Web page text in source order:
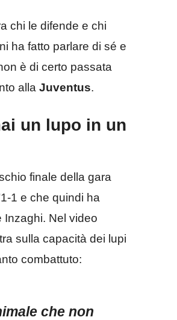
chi le difende e chi
ha fatto parlare di sé e
è di certo passata
alla Juventus.
un lupo in un
finale della gara
1 e che quindi ha
Inzaghi. Nel video
sulla capacità dei lupi
combattuto:
che non